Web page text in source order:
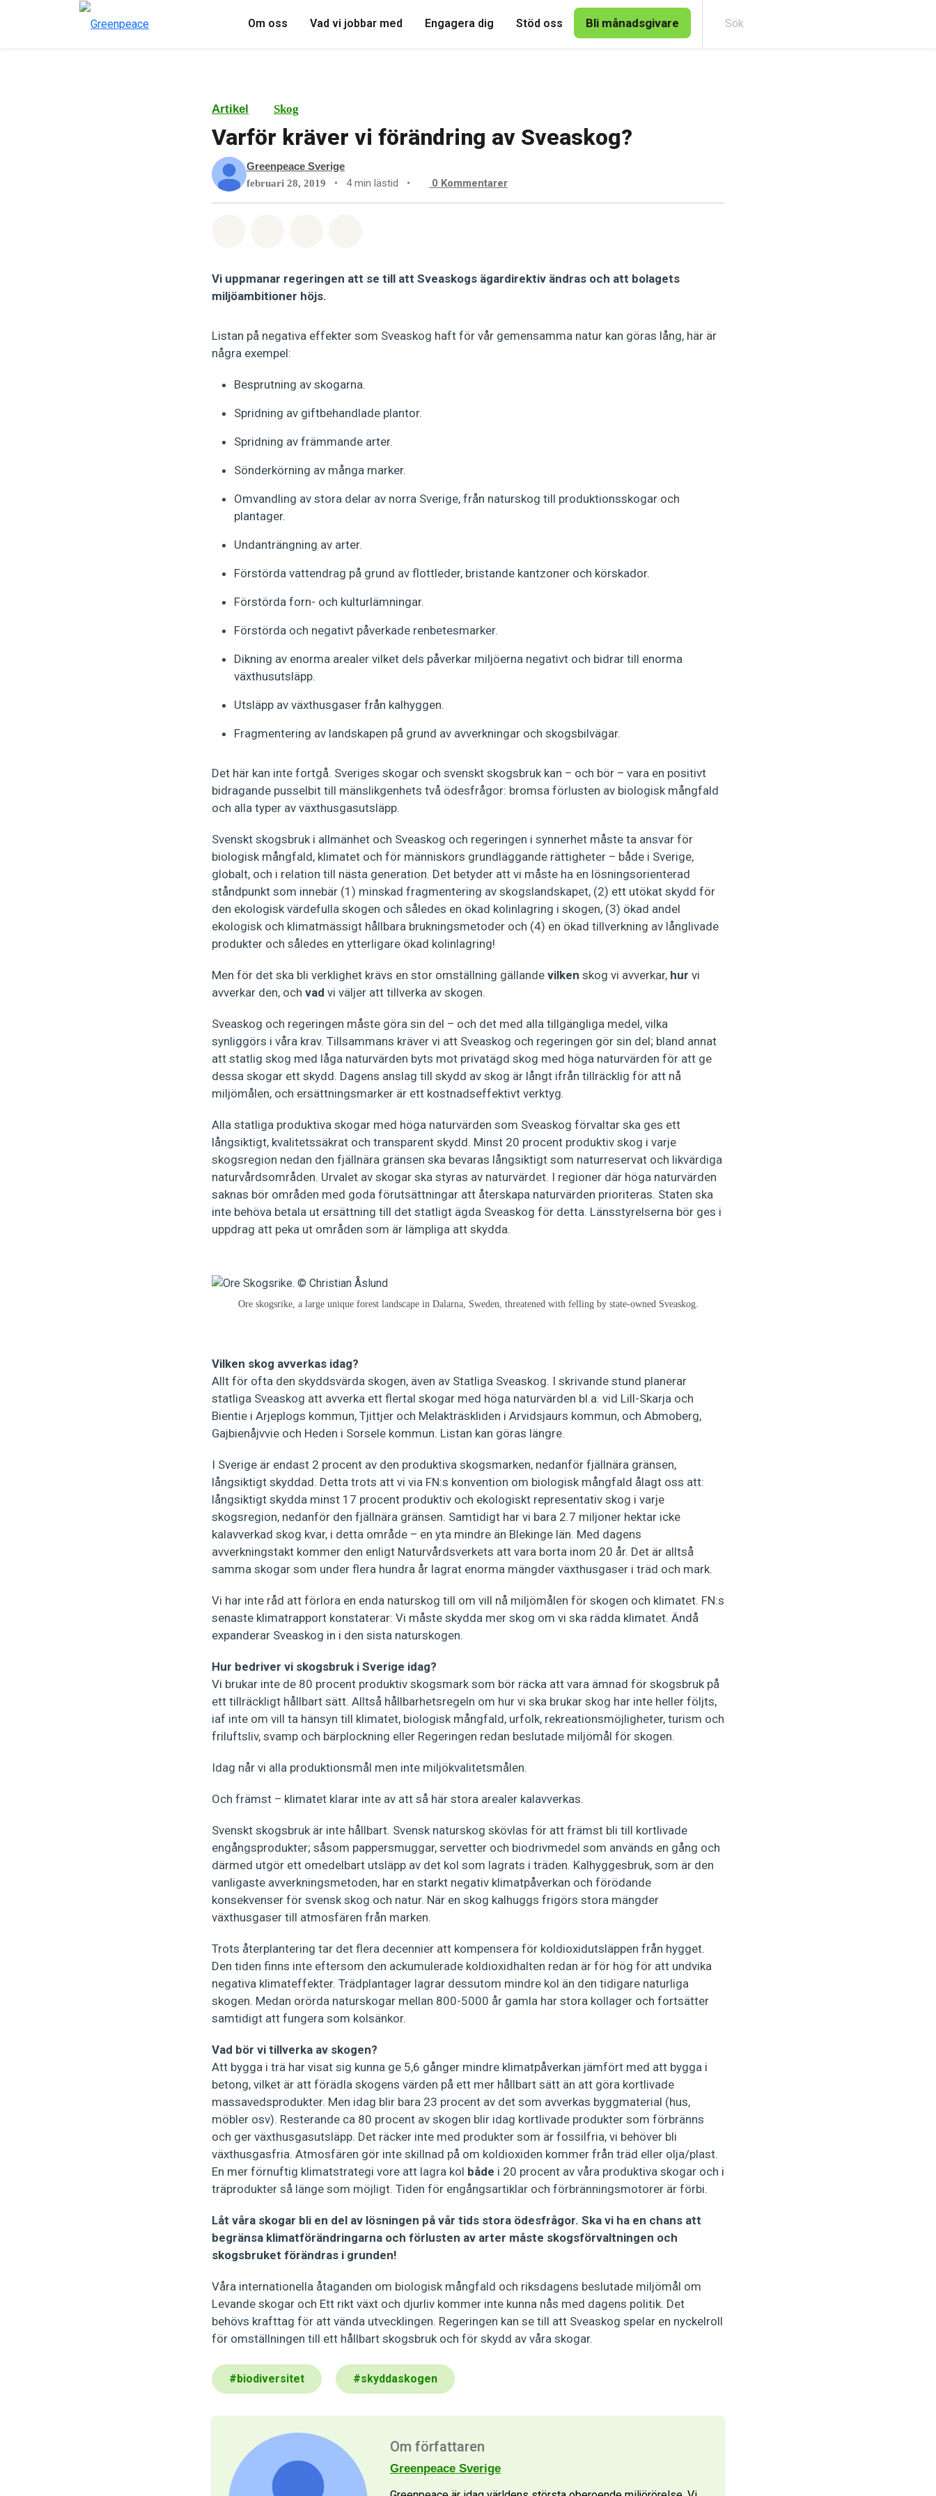
Om oss Vad vi jobbar med Engagera dig Stöd oss Bli månadsgivare
Artikel Skog
Varför kräver vi förändring av Sveaskog?
Greenpeace Sverige
februari 28, 2019 • 4 min lästid • 0 Kommentarer
Vi uppmanar regeringen att se till att Sveaskogs ägardirektiv ändras och att bolagets
miljöambitioner höjs.
Listan på negativa effekter som Sveaskog haft för vår gemensamma natur kan göras lång, här är
några exempel:
Besprutning av skogarna.
Spridning av giftbehandlade plantor.
Spridning av främmande arter.
Sönderkörning av många marker.
Omvandling av stora delar av norra Sverige, från naturskog till produktionsskogar och
plantager.
Undanträngning av arter.
Förstörda vattendrag på grund av flottleder, bristande kantzoner och körskador.
Förstörda forn- och kulturlämningar.
Förstörda och negativt påverkade renbetesmarker.
Dikning av enorma arealer vilket dels påverkar miljöerna negativt och bidrar till enorma
växthusutsläpp.
Utsläpp av växthusgaser från kalhyggen.
Fragmentering av landskapen på grund av avverkningar och skogsbilvägar.
Det här kan inte fortgå. Sveriges skogar och svenskt skogsbruk kan – och bör – vara en positivt
bidragande pusselbit till mänslikgenhets två ödesfrågor: bromsa förlusten av biologisk mångfald
och alla typer av växthusgasutsläpp.
Svenskt skogsbruk i allmänhet och Sveaskog och regeringen i synnerhet måste ta ansvar för
biologisk mångfald, klimatet och för människors grundläggande rättigheter – både i Sverige,
globalt, och i relation till nästa generation. Det betyder att vi måste ha en lösningsorienterad
ståndpunkt som innebär (1) minskad fragmentering av skogslandskapet, (2) ett utökat skydd för
den ekologisk värdefulla skogen och således en ökad kolinlagring i skogen, (3) ökad andel
ekologisk och klimatmässigt hållbara brukningsmetoder och (4) en ökad tillverkning av långlivade
produkter och således en ytterligare ökad kolinlagring!
Men för det ska bli verklighet krävs en stor omställning gällande vilken skog vi avverkar, hur vi
avverkar den, och vad vi väljer att tillverka av skogen.
Sveaskog och regeringen måste göra sin del – och det med alla tillgängliga medel, vilka
synliggörs i våra krav. Tillsammans kräver vi att Sveaskog och regeringen gör sin del; bland annat
att statlig skog med låga naturvärden byts mot privatägd skog med höga naturvärden för att ge
dessa skogar ett skydd. Dagens anslag till skydd av skog är långt ifrån tillräcklig för att nå
miljömålen, och ersättningsmarker är ett kostnadseffektivt verktyg.
Alla statliga produktiva skogar med höga naturvärden som Sveaskog förvaltar ska ges ett
långsiktigt, kvalitetssäkrat och transparent skydd. Minst 20 procent produktiv skog i varje
skogsregion nedan den fjällnära gränsen ska bevaras långsiktigt som naturreservat och likvärdiga
naturvårdsområden. Urvalet av skogar ska styras av naturvärdet. I regioner där höga naturvärden
saknas bör områden med goda förutsättningar att återskapa naturvärden prioriteras. Staten ska
inte behöva betala ut ersättning till det statligt ägda Sveaskog för detta. Länsstyrelserna bör ges i
uppdrag att peka ut områden som är lämpliga att skydda.
Ore skogsrike, a large unique forest landscape in Dalarna, Sweden, threatened with felling by state-owned Sveaskog.
Vilken skog avverkas idag?
Allt för ofta den skyddsvärda skogen, även av Statliga Sveaskog. I skrivande stund planerar
statliga Sveaskog att avverka ett flertal skogar med höga naturvärden bl.a. vid Lill-Skarja och
Bientie i Arjeplogs kommun, Tjittjer och Melakträskliden i Arvidsjaurs kommun, och Abmoberg,
Gajbienåjvvie och Heden i Sorsele kommun. Listan kan göras längre.
I Sverige är endast 2 procent av den produktiva skogsmarken, nedanför fjällnära gränsen,
långsiktigt skyddad. Detta trots att vi via FN:s konvention om biologisk mångfald ålagt oss att:
långsiktigt skydda minst 17 procent produktiv och ekologiskt representativ skog i varje
skogsregion, nedanför den fjällnära gränsen. Samtidigt har vi bara 2.7 miljoner hektar icke
kalavverkad skog kvar, i detta område – en yta mindre än Blekinge län. Med dagens
avverkningstakt kommer den enligt Naturvårdsverkets att vara borta inom 20 år. Det är alltså
samma skogar som under flera hundra år lagrat enorma mängder växthusgaser i träd och mark.
Vi har inte råd att förlora en enda naturskog till om vill nå miljömålen för skogen och klimatet. FN:s
senaste klimatrapport konstaterar: Vi måste skydda mer skog om vi ska rädda klimatet. Ändå
expanderar Sveaskog in i den sista naturskogen.
Hur bedriver vi skogsbruk i Sverige idag?
Vi brukar inte de 80 procent produktiv skogsmark som bör räcka att vara ämnad för skogsbruk på
ett tillräckligt hållbart sätt. Alltså hållbarhetsregeln om hur vi ska brukar skog har inte heller följts,
iaf inte om vill ta hänsyn till klimatet, biologisk mångfald, urfolk, rekreationsmöjligheter, turism och
friluftsliv, svamp och bärplockning eller Regeringen redan beslutade miljömål för skogen.
Idag når vi alla produktionsmål men inte miljökvalitetsmålen.
Och främst – klimatet klarar inte av att så här stora arealer kalavverkas.
Svenskt skogsbruk är inte hållbart. Svensk naturskog skövlas för att främst bli till kortlivade
engångsprodukter; såsom pappersmuggar, servetter och biodrivmedel som används en gång och
därmed utgör ett omedelbart utsläpp av det kol som lagrats i träden. Kal­hygges­bruk, som är den
vanligaste avverkningsmetoden, har en starkt negativ klimat­påverkan och förödande
konsekvenser för svensk skog och natur. När en skog kalhuggs frigörs stora mängder
växthusgaser till atmosfären från marken.
Trots återplantering tar det flera decennier att kompensera för koldioxidutsläppen från hygget.
Den tiden finns inte eftersom den ackumulerade koldioxidhalten redan är för hög för att undvika
negativa klimateffekter. Trädplantager lagrar dessutom mindre kol än den tidigare naturliga
skogen. Medan orörda naturskogar mellan 800-5000 år gamla har stora kollager och fortsätter
samtidigt att fungera som kolsänkor.
Vad bör vi tillverka av skogen?
Att bygga i trä har visat sig kunna ge 5,6 gånger mindre klimatpåverkan jämfört med att bygga i
betong, vilket är att förädla skogens värden på ett mer hållbart sätt än att göra kortlivade
massavedsprodukter. Men idag blir bara 23 procent av det som avverkas byggmaterial (hus,
möbler osv). Resterande ca 80 procent av skogen blir idag kortlivade produkter som förbränns
och ger växthusgasutsläpp. Det räcker inte med produkter som är fossilfria, vi behöver bli
växthusgasfria. Atmosfären gör inte skillnad på om koldioxiden kommer från träd eller olja/plast.
En mer förnuftig klimatstrategi vore att lagra kol både i 20 procent av våra produktiva skogar och i
träprodukter så länge som möjligt. Tiden för engångsartiklar och förbränningsmotorer är förbi.
Låt våra skogar bli en del av lösningen på vår tids stora ödesfrågor. Ska vi ha en chans att
begränsa klimatförändringarna och förlusten av arter måste skogsförvaltningen och
skogsbruket förändras i grunden!
Våra internationella åtaganden om biologisk mångfald och riksdagens beslutade miljömål om
Levande skogar och Ett rikt växt och djurliv kommer inte kunna nås med dagens politik. Det
behövs krafttag för att vända utvecklingen. Regeringen kan se till att Sveaskog spelar en nyckelroll
för omställningen till ett hållbart skogsbruk och för skydd av våra skogar.
#biodiversitet #skyddaskogen
Om författaren
Greenpeace Sverige